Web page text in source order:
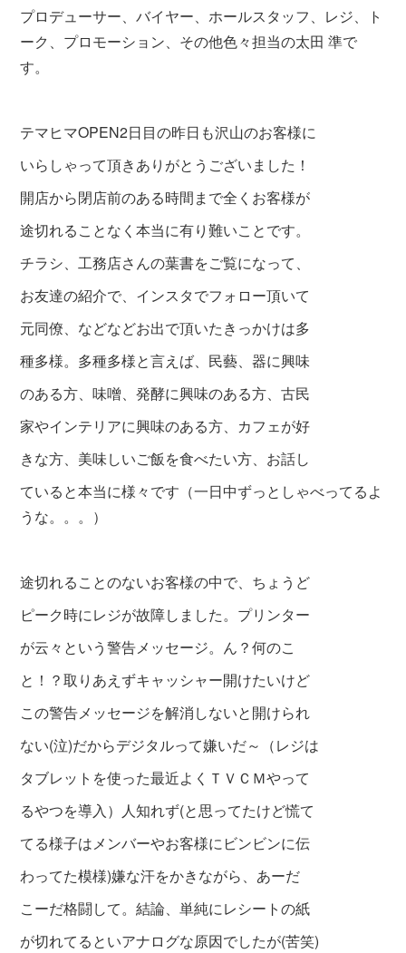
プロデューサー、バイヤー、ホールスタッフ、レジ、ト
ーク、プロモーション、その他色々担当の太田 準で
す。
テマヒマOPEN2日目の昨日も沢山のお客様に
いらしゃって頂きありがとうございました！
開店から閉店前のある時間まで全くお客様が
途切れることなく本当に有り難いことです。
チラシ、工務店さんの葉書をご覧になって、
お友達の紹介で、インスタでフォロー頂いて
元同僚、などなどお出で頂いたきっかけは多
種多様。多種多様と言えば、民藝、器に興味
のある方、味噌、発酵に興味のある方、古民
家やインテリアに興味のある方、カフェが好
きな方、美味しいご飯を食べたい方、お話し
ていると本当に様々です（一日中ずっとしゃべってるよ
うな。。。）
途切れることのないお客様の中で、ちょうど
ピーク時にレジが故障しました。プリンター
が云々という警告メッセージ。ん？何のこ
と！？取りあえずキャッシャー開けたいけど
この警告メッセージを解消しないと開けられ
ない(泣)だからデジタルって嫌いだ～（レジは
タブレットを使った最近よくＴＶＣＭやって
るやつを導入）人知れず(と思ってたけど慌て
てる様子はメンバーやお客様にビンビンに伝
わってた模様)嫌な汗をかきながら、あーだ
こーだ格闘して。結論、単純にレシートの紙
が切れてるといアナログな原因でしたが(苦笑)